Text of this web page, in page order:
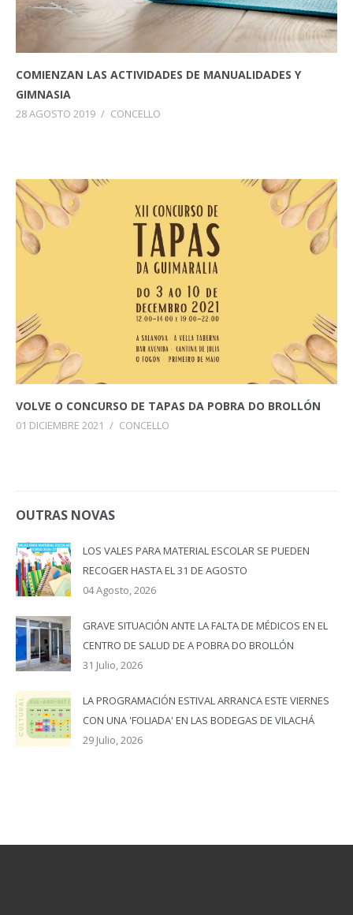
COMIENZAN LAS ACTIVIDADES DE MANUALIDADES Y
GIMNASIA
28 AGOSTO 2019 / CONCELLO
VOLVE O CONCURSO DE TAPAS DA POBRA DO BROLLÓN
01 DICIEMBRE 2021 / CONCELLO
OUTRAS NOVAS
LOS VALES PARA MATERIAL ESCOLAR SE PUEDEN
RECOGER HASTA EL 31 DE AGOSTO
04 Agosto, 2026
GRAVE SITUACIÓN ANTE LA FALTA DE MÉDICOS EN EL
CENTRO DE SALUD DE A POBRA DO BROLLÓN
31 Julio, 2026
LA PROGRAMACIÓN ESTIVAL ARRANCA ESTE VIERNES
CON UNA 'FOLIADA' EN LAS BODEGAS DE VILACHÁ
29 Julio, 2026